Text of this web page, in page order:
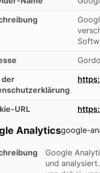
der
URL
Analyticsgoogle-
Google
und